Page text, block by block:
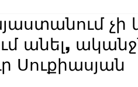
չի
անել,
Սուքիասյան